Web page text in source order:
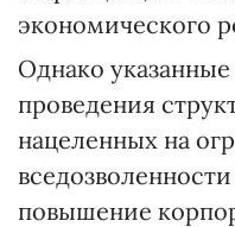
экономического
Однако
проведения
нацеленных на
повышение